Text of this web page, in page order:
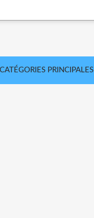
CATÉGORIES PRINCIPALES